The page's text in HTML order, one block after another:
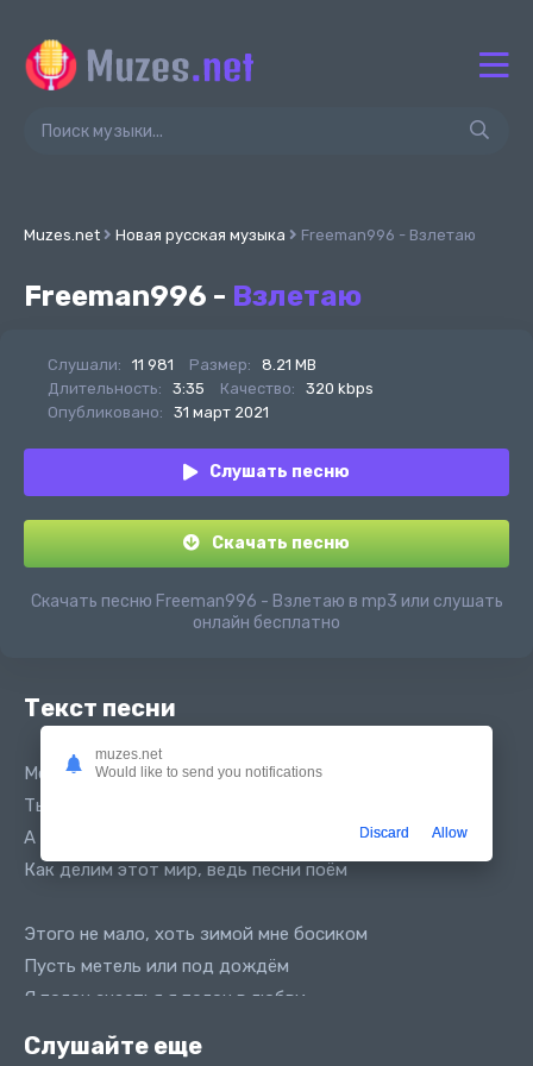
Muzes.net Новая русская музыка Freeman996 - Взлетаю
Freeman996 - Взлетаю
Слушали: 11 981 Размер:
8.21 MB
Длительность:
3:35 Качество:
320 kbps
Опубликовано:
31 март 2021
Слушать песню
Скачать песню
Скачать песню Freeman996 - Взлетаю в mp3 или слушать
онлайн бесплатно
Текст песни
Мелькает все вокруг
Ты так же о своем
А я просто рад что мы вместе вдвоем
Как делим этот мир, ведь песни поём
Этого не мало, хоть зимой мне босиком
Пусть метель или под дождём
Я полон счастья я полон в любви
Я полон сил когда с тобою идем
Слушайте еще
muzes.net
Would like to send you notifications
Discard Allow